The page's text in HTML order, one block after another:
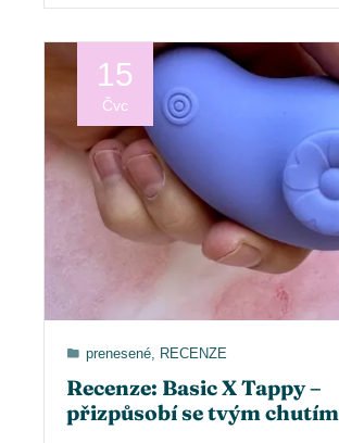
15
Čvc
prenesené RECENZE
Recenze: Basic X Tappy –
přizpůsobí se tvým chutím